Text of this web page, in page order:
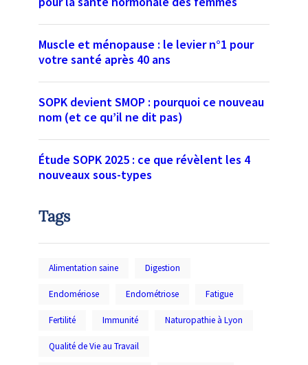
Muscle et ménopause : le levier n°1 pour
votre santé après 40 ans
SOPK devient SMOP : pourquoi ce nouveau
nom (et ce qu’il ne dit pas)
Étude SOPK 2025 : ce que révèlent les 4
nouveaux sous-types
Tags
Alimentation saine Digestion
Endomériose Endométriose Fatigue
Fertilité Immunité Naturopathie à Lyon
Qualité de Vie au Travail